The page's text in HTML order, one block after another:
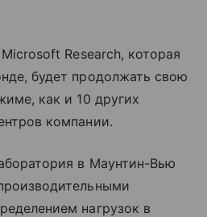
Research, которая
будет продолжать свою
как и 10 других
компании.
в Маунтин-Вью
нагрузок в